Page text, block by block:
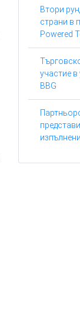
Втори
страни в
Powered
участие
BBG